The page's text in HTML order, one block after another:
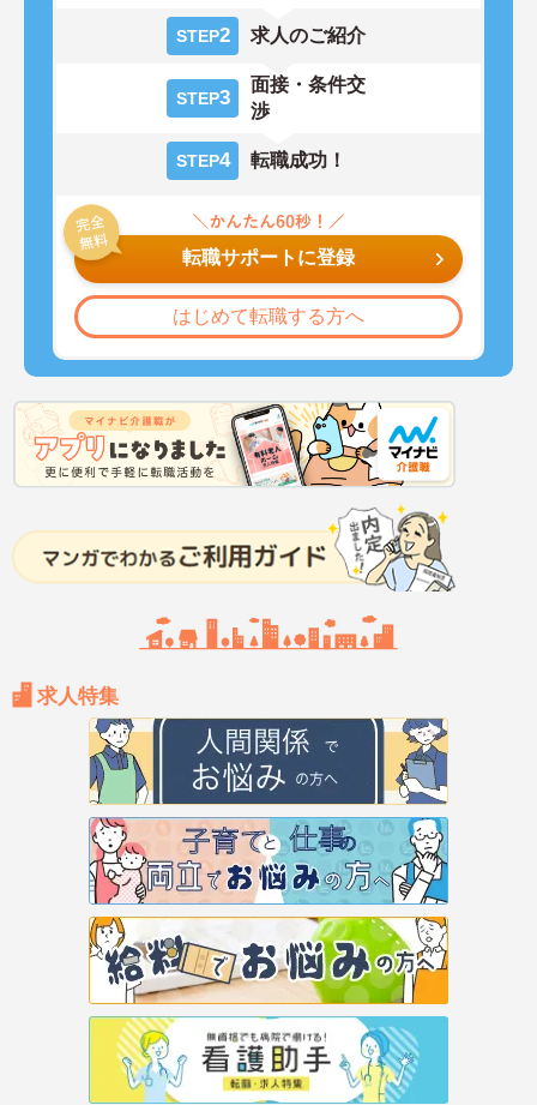
STEP2 求人のご紹介
STEP3
面接・条件交
渉
STEP4 転職成功！
転職サポートに登録
はじめて転職する方へ
求人特集